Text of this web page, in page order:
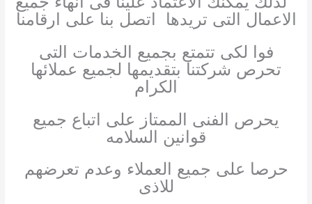
الاعمال التى تريدها اتصل بنا على ارقامنا
فوا لكى تتمتع بجميع الخدمات التى
تحرص شركتنا بتقديمها لجميع عملائها
الكرام
يحرص الفنى الممتاز على اتباع جميع
قوانين السلامه
حرصا على جميع العملاء وعدم تعرضهم
للاذى